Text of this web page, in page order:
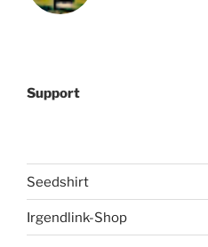
Support
Seedshirt
Irgendlink-Shop